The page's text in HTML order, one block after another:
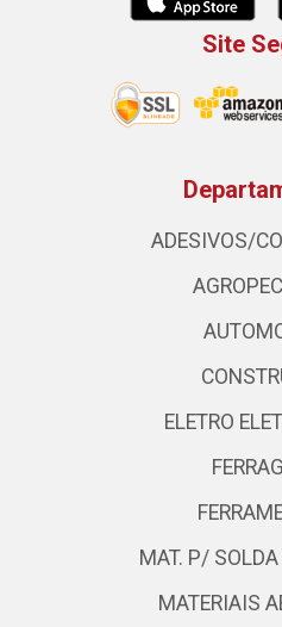
Site
ADESIVOS/
ELETRO
MAT. P/ SOLDA
MATERIAIS